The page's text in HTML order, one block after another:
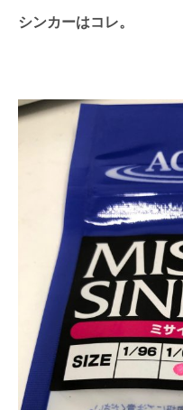
シンカーはコレ。